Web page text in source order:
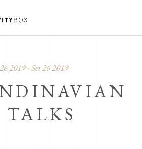
2019 - Set 26 2019
TALKS